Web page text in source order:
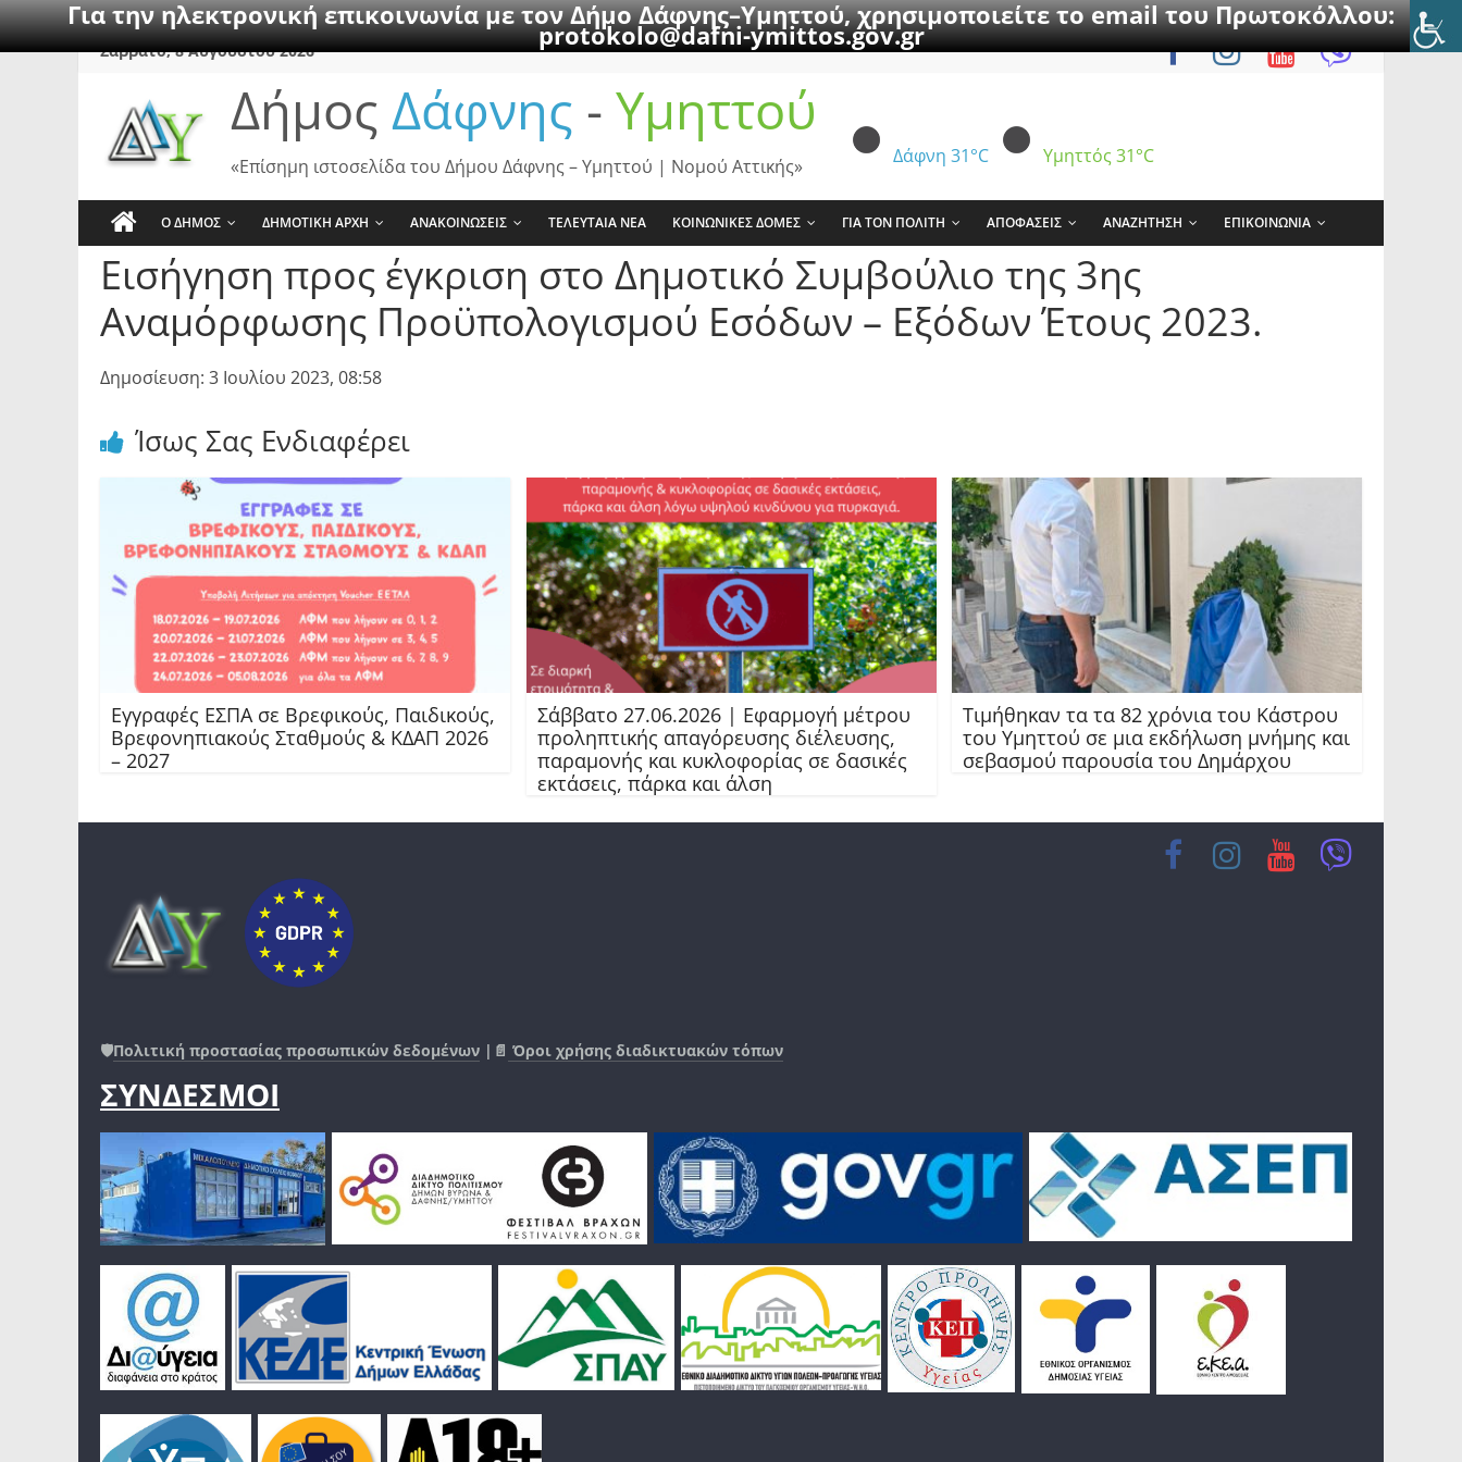
Για την ηλεκτρονική επικοινωνία με τον Δήμο Δάφνης–Υμηττού, χρησιμοποιείτε το email του Πρωτοκόλλου:
protokolo@dafni-ymittos.gov.gr
SkipΣάββατο, 8 Αυγούστου 2026
Δήμος Δάφνης - Υμηττού
Δάφνη 31°C Υμηττός 31°C
«Επίσημη ιστοσελίδα του Δήμου Δάφνης – Υμηττού | Νομού Αττικής»
Ο ΔΗΜΟΣ ΔΗΜΟΤΙΚΗ ΑΡΧΗ ΑΝΑΚΟΙΝΩΣΕΙΣ ΤΕΛΕΥΤΑΙΑ ΝΕΑ ΚΟΙΝΩΝΙΚΕΣ ΔΟΜΕΣ ΓΙΑ ΤΟΝ ΠΟΛΙΤΗ ΑΠΟΦΑΣΕΙΣ ΑΝΑΖΗΤΗΣΗ ΕΠΙΚΟΙΝΩΝΙΑ
Εισήγηση προς έγκριση στο Δημοτικό Συμβούλιο της 3ης
Αναμόρφωσης Προϋπολογισμού Εσόδων – Εξόδων Έτους 2023.
Δημοσίευση: 3 Ιουλίου 2023, 08:58
Ίσως Σας Ενδιαφέρει
Εγγραφές ΕΣΠΑ σε Βρεφικούς, Παιδικούς,
Βρεφονηπιακούς Σταθμούς & ΚΔΑΠ 2026
– 2027
Σάββατο 27.06.2026 | Εφαρμογή μέτρου
προληπτικής απαγόρευσης διέλευσης,
παραμονής και κυκλοφορίας σε δασικές
εκτάσεις, πάρκα και άλση
Τιμήθηκαν τα τα 82 χρόνια του Κάστρου
του Υμηττού σε μια εκδήλωση μνήμης και
σεβασμού παρουσία του Δημάρχου
🛡️Πολιτική προστασίας προσωπικών δεδομένων |📄 Όροι χρήσης διαδικτυακών τόπων
ΣΥΝΔΕΣΜΟΙ